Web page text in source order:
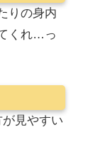
りの身内
くれ…っ
見やすい